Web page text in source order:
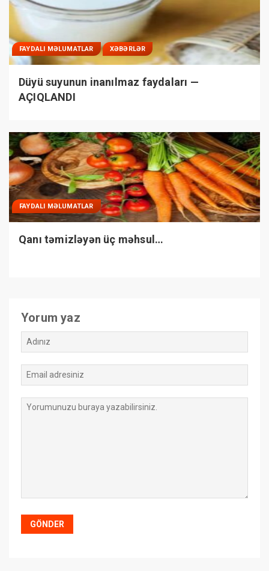
FAYDALI MƏLUMATLAR XƏBƏRLƏR
Düyü suyunun inanılmaz faydaları —
AÇIQLANDI
FAYDALI MƏLUMATLAR
Qanı təmizləyən üç məhsul…
Yorum yaz